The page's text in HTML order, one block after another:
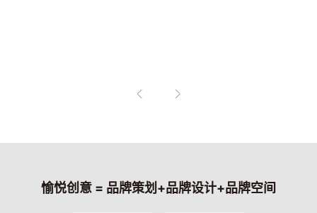
愉悦创意 = 品牌策划+品牌设计+品牌空间